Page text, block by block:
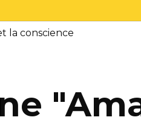
la conscience